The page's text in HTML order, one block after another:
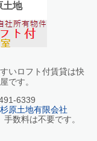
土地
いロフト付賃貸は快
です。
6339
杉原土地有限会社
数料は不要です。